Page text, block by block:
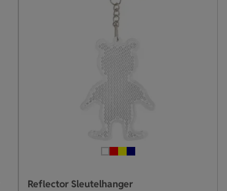
Reflector Sleutelhanger